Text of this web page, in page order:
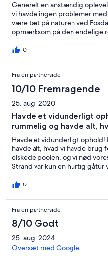
Generelt en anstændig
vi havde ingen problemer
være tæt på naturen ved
opmærksom på den endelige
0
Fra en partnerside
10/10 Fremragende
25. aug. 2020
Havde et vidunderligt
rummelig og havde alt,
Havde et vidunderligt ophold!
havde alt, hvad vi havde brug
elskede poolen, og vi nød
Strand var kun en hurtig
0
Fra en partnerside
8/10 Godt
25. aug. 2024
Oversæt med Google